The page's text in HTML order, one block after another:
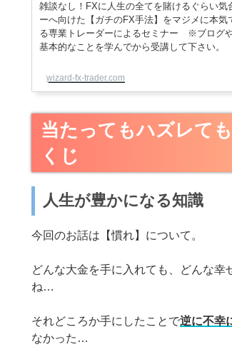
雑談なし！FXに人生の全てを賭けるぐらい気
ーへ向けた【ガチのFX手法】をマジメに本気
る専業トレーダーによるセミナー ※ブログや
基本的なことを学んでから受講して下さい。
wizard-fx-trader.com
当たってもハズレて
くじ
人生が豊かになる知識
今回のお話は【慣れ】について。
どんな大金を手に入れても、どんな幸
ね…
それどころか手にしたことで逆に不幸
なかった…